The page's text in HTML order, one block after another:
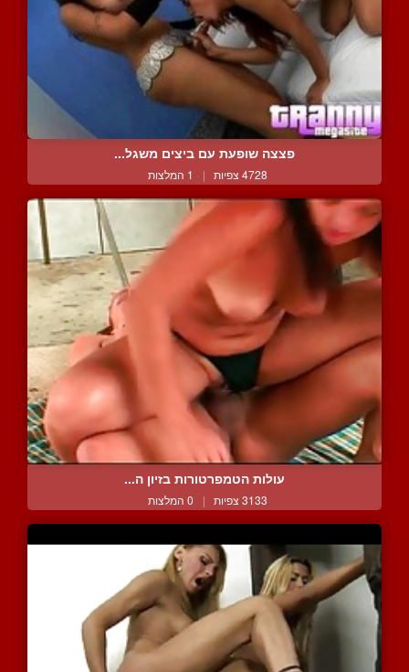
פצצה שופעת עם ביצים משגל...
4728 צפיות | 1 המלצות
עולות הטמפרטורות בזיון ה...
3133 צפיות | 0 המלצות